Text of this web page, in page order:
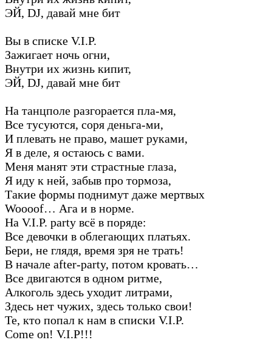
ЭЙ, DJ, давай мне бит
Вы в списке V.I.P.
Зажигает ночь огни,
Внутри их жизнь кипит,
ЭЙ, DJ, давай мне бит
На танцполе разгорается пла-мя,
Все тусуются, соря деньга-ми,
И плевать не право, машет руками,
Я в деле, я остаюсь с вами.
Меня манят эти страстные глаза,
Я иду к ней, забыв про тормоза,
Такие формы поднимут даже мертвых
Woooof… Ага и в норме.
На V.I.P. party всё в поряде:
Все девочки в облегающих платьях.
Бери, не глядя, время зря не трать!
В начале after-party, потом кровать…
Все двигаются в одном ритме,
Алкоголь здесь уходит литрами,
Здесь нет чужих, здесь только свои!
Те, кто попал к нам в списки V.I.P.
Come on! V.I.P!!!